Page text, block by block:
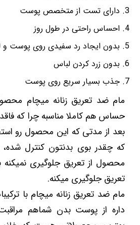
دارای تست از متخصص پوست
احساس راحتی در طول روز
بدون ایجاد رد سفیدی روی پوست و
بدون زرد کردن لباس
جذب بسیار سریع روی پوست
مام ضد تعریق زنانه میچام
حساس هم کاملا مناسبه چرا که فاقد
بعد از مدتی که این محصول رو
که چقدر بوی بدنتون کنترل شده،
محصول از تعریق جلوگیری نمیکنه
تعریق جلوگیری میکنه.
مام ضد تعریق زنانه میچام با
داره از پوست بدن شماهم